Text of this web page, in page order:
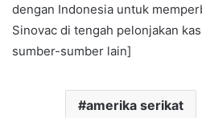
dengan Indonesia untuk
Sinovac di tengah pelonjakan
sumber-sumber lain]
amerika serikat